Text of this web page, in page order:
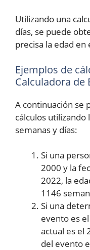
Utilizando una
días, se puede
precisa la edad
Ejemplos de
Calculadora de
A continuación se
cálculos utilizando
semanas y días:
Si una
2000 y la
2022, la
1146
Si una
evento es
actual es el
del evento